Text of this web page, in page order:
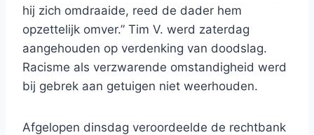
hij zich omdraaide, reed de dader hem
opzettelijk omver.” Tim V. werd zaterdag
aangehouden op verdenking van doodslag.
Racisme als verzwarende omstandigheid werd
bij gebrek aan getuigen niet weerhouden.
Afgelopen dinsdag veroordeelde de rechtbank